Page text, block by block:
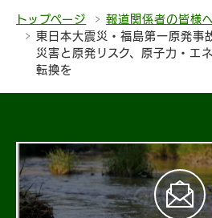
トップページ
報道関係者の皆様へ
東日本大震災・福島第一原発事
災害と原発リスク、原子力・エ
転換を